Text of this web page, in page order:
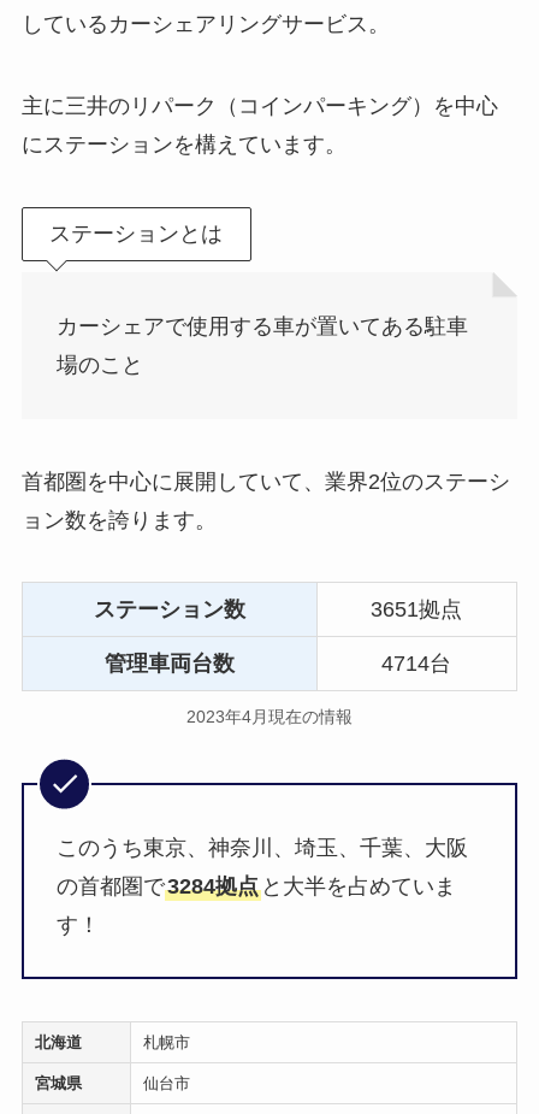
しているカーシェアリングサービス。
主に三井のリパーク（コインパーキング）を中心
にステーションを構えています。
ステーションとは
カーシェアで使用する車が置いてある駐車
場のこと
首都圏を中心に展開していて、業界2位のステーシ
ョン数を誇ります。
ステーション数 3651拠点
管理車両台数 4714台
2023年4月現在の情報
このうち東京、神奈川、埼玉、千葉、大阪
の首都圏で3284拠点と大半を占めていま
す！
北海道 札幌市
宮城県 仙台市